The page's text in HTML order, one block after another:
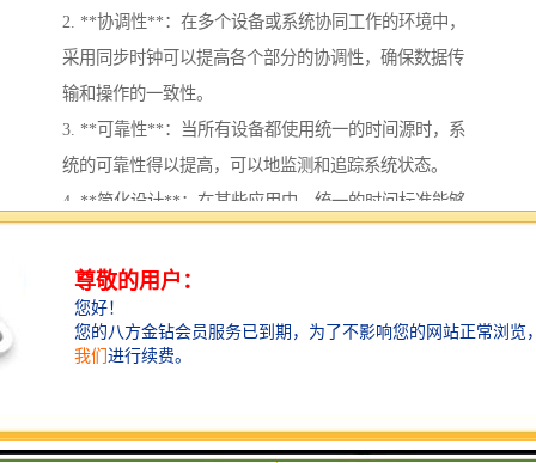
2. **协调性**：在多个设备或系统协同工作的环境中，
采用同步时钟可以提高各个部分的协调性，确保数据传
输和操作的一致性。
3. **可靠性**：当所有设备都使用统一的时间源时，系
统的可靠性得以提高，可以地监测和追踪系统状态。
4. **简化设计**：在某些应用中，统一的时间标准能够
5. **数据分析**：在进行数据采集与分析时，准确的时
间戳可以帮助地理解数据的时效性和因果关系。
6. **改善安全性**：在网络安全和数据完整性方面，时
准确的时间同步是确保系统性能和稳定性的关键。